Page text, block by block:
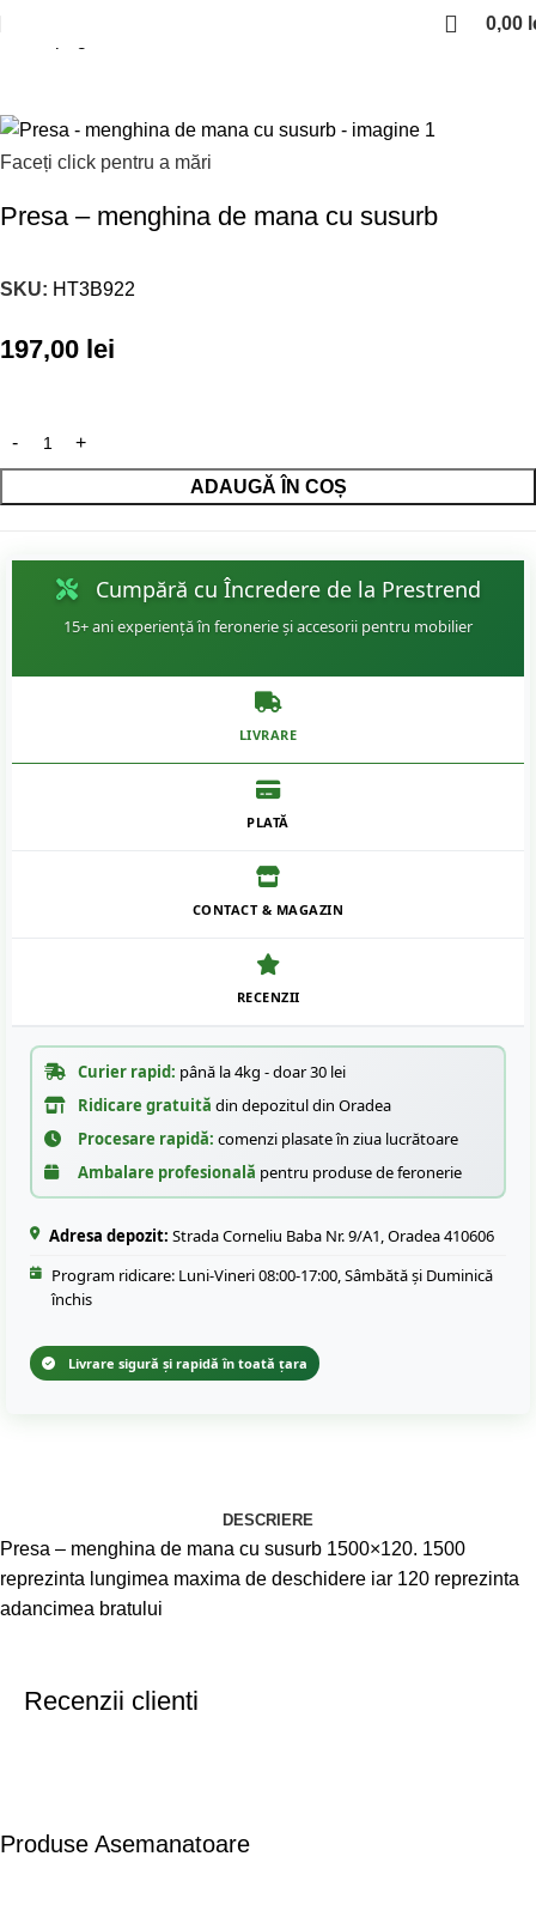
0,00
Faceți click pentru a mări
Presa – menghina de mana cu susurb
SKU: HT3B922
197,00 lei
ADAUGĂ ÎN COȘ
Cumpără cu Încredere de la Prestrend
15+ ani experiență în feronerie și accesorii pentru mobilier
LIVRARE
PLATĂ
CONTACT & MAGAZIN
RECENZII
Curier rapid: până la 4kg - doar 30 lei
Ridicare gratuită din depozitul din Oradea
Procesare rapidă: comenzi plasate în ziua lucrătoare
Ambalare profesională pentru produse de feronerie
Adresa depozit: Strada Corneliu Baba Nr. 9/A1, Oradea 410606
Program ridicare: Luni-Vineri 08:00-17:00, Sâmbătă și Duminică
închis
Livrare sigură și rapidă în toată țara
DESCRIERE
Presa – menghina de mana cu susurb 1500×120. 1500
reprezinta lungimea maxima de deschidere iar 120 reprezinta
adancimea bratului
Recenzii clienti
Produse Asemanatoare